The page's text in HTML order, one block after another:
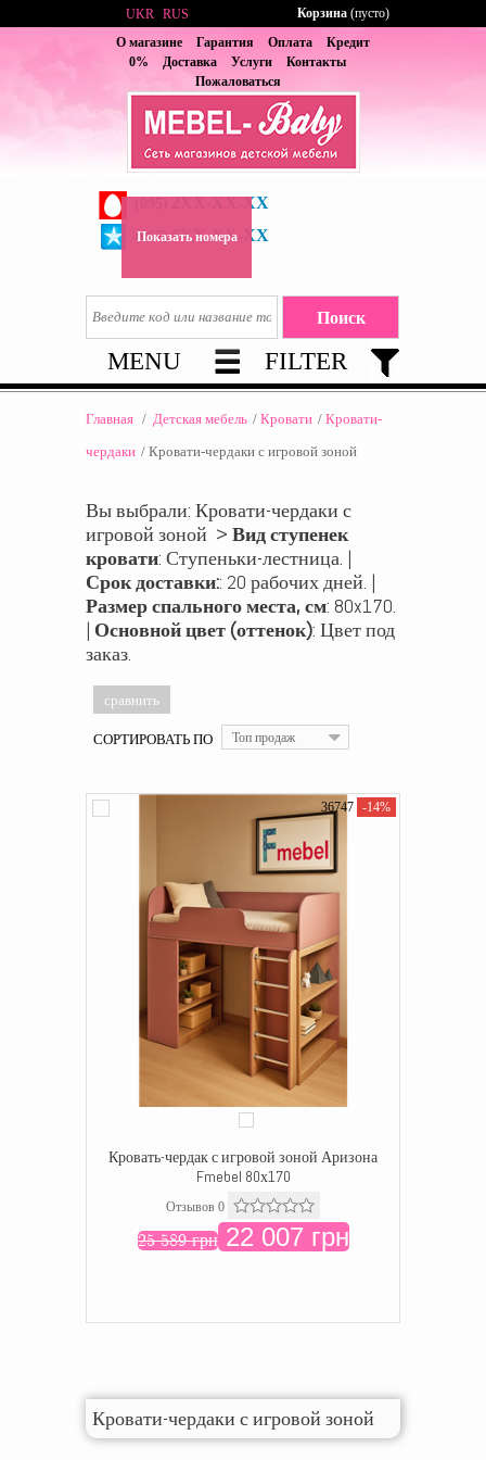
О магазине Гарантия Оплата
Кредит
0%
Доставка Услуги
Контакты
Пожаловаться
2XX-XX-XX
(067) 6XX-XX-XX
Показать номера
UKR RUS Корзина (пусто)
MENU FILTER
Главная / Детская мебель / Кровати / Кровати-
чердаки / Кровати-чердаки с игровой зоной
Вы выбрали: Кровати-чердаки с
игровой зоной > Вид ступенек
кровати: Ступеньки-лестница. |
Срок доставки:: 20 рабочих дней. |
Размер спального места, см: 80x170.
| Основной цвет (оттенок): Цвет под
заказ.
СОРТИРОВАТЬ ПО Топ продаж
36747 -14%
Кровать-чердак с игровой зоной Аризона
Fmebel 80х170
Отзывов 0
25 589 грн22 007 грн
Кровати-чердаки с игровой зоной